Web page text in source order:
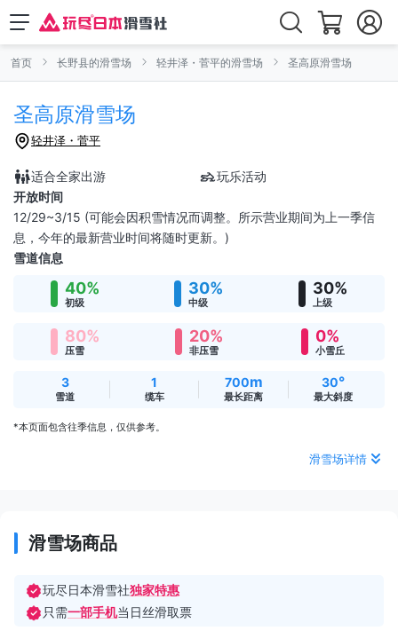
首页 长野县的滑雪场 轻井泽・菅平的滑雪场 圣高原滑雪场
圣高原滑雪场
轻井泽・菅平
适合全家出游
玩乐活动
开放时间
12/29~3/15 (可能会因积雪情况而调整。所示营业期间为上一季信
息，今年的最新营业时间将随时更新。)
雪道信息
40%
初级
30%
中级
30%
上级
80%
压雪
20%
非压雪
0%
小雪丘
3
雪道
1
缆车
700m
最长距离
30°
最大斜度
*本页面包含往季信息，仅供参考。
滑雪场详情
滑雪场商品
玩尽日本滑雪社独家特惠
只需一部手机当日丝滑取票